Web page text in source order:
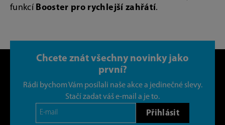
funkcí Booster pro rychlejší zahřátí.
Chcete znát všechny novinky jako
první?
Rádi bychom Vám posílali naše akce a jedinečné slevy.
Stačí zadat váš e-mail a je to.
Přihlásit